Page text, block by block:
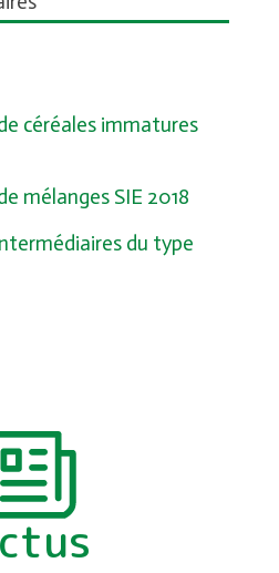
céréales immatures
mélanges SIE 2018
du type